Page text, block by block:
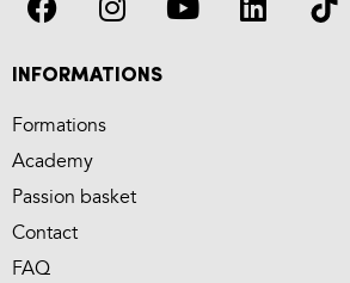
INFORMATIONS
Formations
Academy
Passion basket
Contact
FAQ